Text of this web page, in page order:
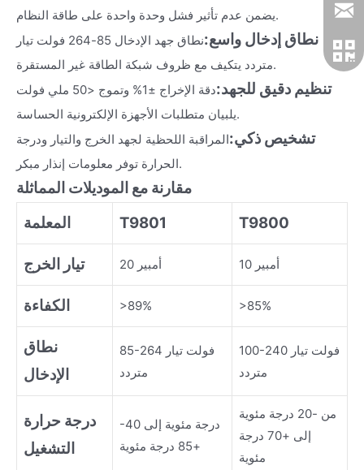
يضمن عدم تأثير فشل وحدة واحدة على طاقة النظام.
نطاق إدخال واسع:
نطاق جهد الإدخال 85-264 فولت تيار
متردد يتكيف مع ظروف شبكة الطاقة غير المستقرة.
تنظيم دقيق للجهد:
دقة الإخراج ±1% وتموج <50 ملي فولت
يلبيان متطلبات الأجهزة الإلكترونية الحساسة.
تشخيص ذكي:المراقبة اللحظية لجهد الخرج والتيار ودرجة
الحرارة توفر معلومات إنذار مبكر.
مقارنة مع الموديلات المماثلة
المعلمة
T9801 T9800
تيار الخرج 20 أمبير 10 أمبير
الكفاءة >89% >85%
نطاق
الإدخال
85-264 فولت تيار
متردد
100-240 فولت تيار
متردد
درجة حرارة
التشغيل
-40 درجة مئوية إلى
+85 درجة مئوية
من -20 درجة مئوية
إلى +70 درجة
مئوية